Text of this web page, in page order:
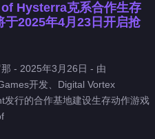
Hysterra克系合作生存
于2025年4月23日开启抢
- 2025年3月26日 - 由
开发、Digital Vortex
发行的合作基地建设生存动作游戏